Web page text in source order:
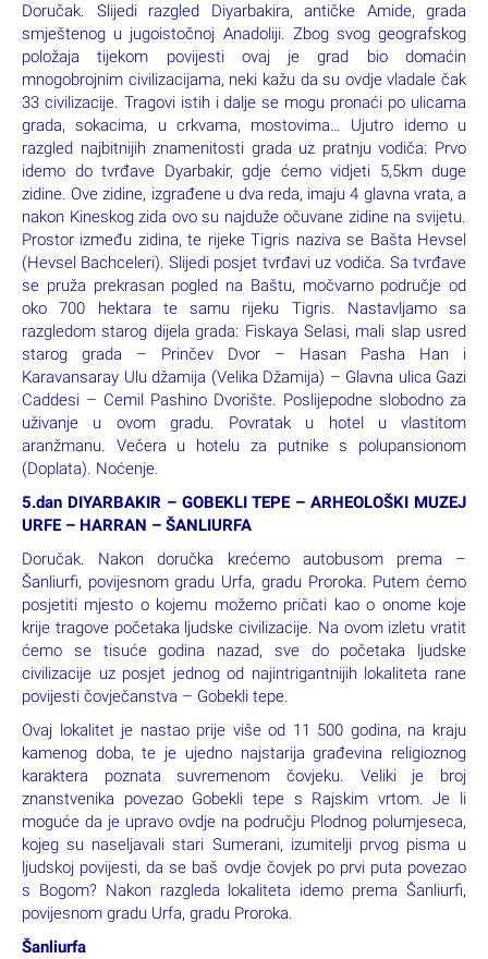
Doručak. Slijedi razgled Diyarbakira, antičke Amide, grada
smještenog u jugoistočnoj Anadoliji. Zbog svog geografskog
položaja tijekom povijesti ovaj je grad bio domaćin
mnogobrojnim civilizacijama, neki kažu da su ovdje vladale čak
33 civilizacije. Tragovi istih i dalje se mogu pronaći po ulicama
grada, sokacima, u crkvama, mostovima… Ujutro idemo u
razgled najbitnijih znamenitosti grada uz pratnju vodiča: Prvo
idemo do tvrđave Dyarbakir, gdje ćemo vidjeti 5,5km duge
zidine. Ove zidine, izgrađene u dva reda, imaju 4 glavna vrata, a
nakon Kineskog zida ovo su najduže očuvane zidine na svijetu.
Prostor između zidina, te rijeke Tigris naziva se Bašta Hevsel
(Hevsel Bachceleri). Slijedi posjet tvrđavi uz vodiča. Sa tvrđave
se pruža prekrasan pogled na Baštu, močvarno područje od
oko 700 hektara te samu rijeku Tigris. Nastavljamo sa
razgledom starog dijela grada: Fiskaya Selasi, mali slap usred
starog grada – Prinčev Dvor – Hasan Pasha Han i
Karavansaray Ulu džamija (Velika Džamija) – Glavna ulica Gazi
Caddesi – Cemil Pashino Dvorište. Poslijepodne slobodno za
uživanje u ovom gradu. Povratak u hotel u vlastitom
aranžmanu. Večera u hotelu za putnike s polupansionom
(Doplata). Noćenje.
5.dan DIYARBAKIR – GOBEKLI TEPE – ARHEOLOŠKI MUZEJ
URFE – HARRAN – ŠANLIURFA
Doručak. Nakon doručka krećemo autobusom prema –
Šanliurfi, povijesnom gradu Urfa, gradu Proroka. Putem ćemo
posjetiti mjesto o kojemu možemo pričati kao o onome koje
krije tragove početaka ljudske civilizacije. Na ovom izletu vratit
ćemo se tisuće godina nazad, sve do početaka ljudske
civilizacije uz posjet jednog od najintrigantnijih lokaliteta rane
povijesti čovječanstva – Gobekli tepe.
Ovaj lokalitet je nastao prije više od 11 500 godina, na kraju
kamenog doba, te je ujedno najstarija građevina religioznog
karaktera poznata suvremenom čovjeku. Veliki je broj
znanstvenika povezao Gobekli tepe s Rajskim vrtom. Je li
moguće da je upravo ovdje na području Plodnog polumjeseca,
kojeg su naseljavali stari Sumerani, izumitelji prvog pisma u
ljudskoj povijesti, da se baš ovdje čovjek po prvi puta povezao
s Bogom? Nakon razgleda lokaliteta idemo prema Šanliurfi,
povijesnom gradu Urfa, gradu Proroka.
Šanliurfa